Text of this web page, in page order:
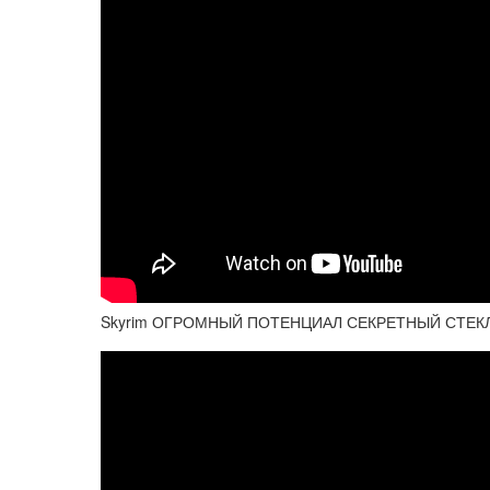
Skyrim ОГРОМНЫЙ ПОТЕНЦИАЛ СЕКРЕТНЫЙ